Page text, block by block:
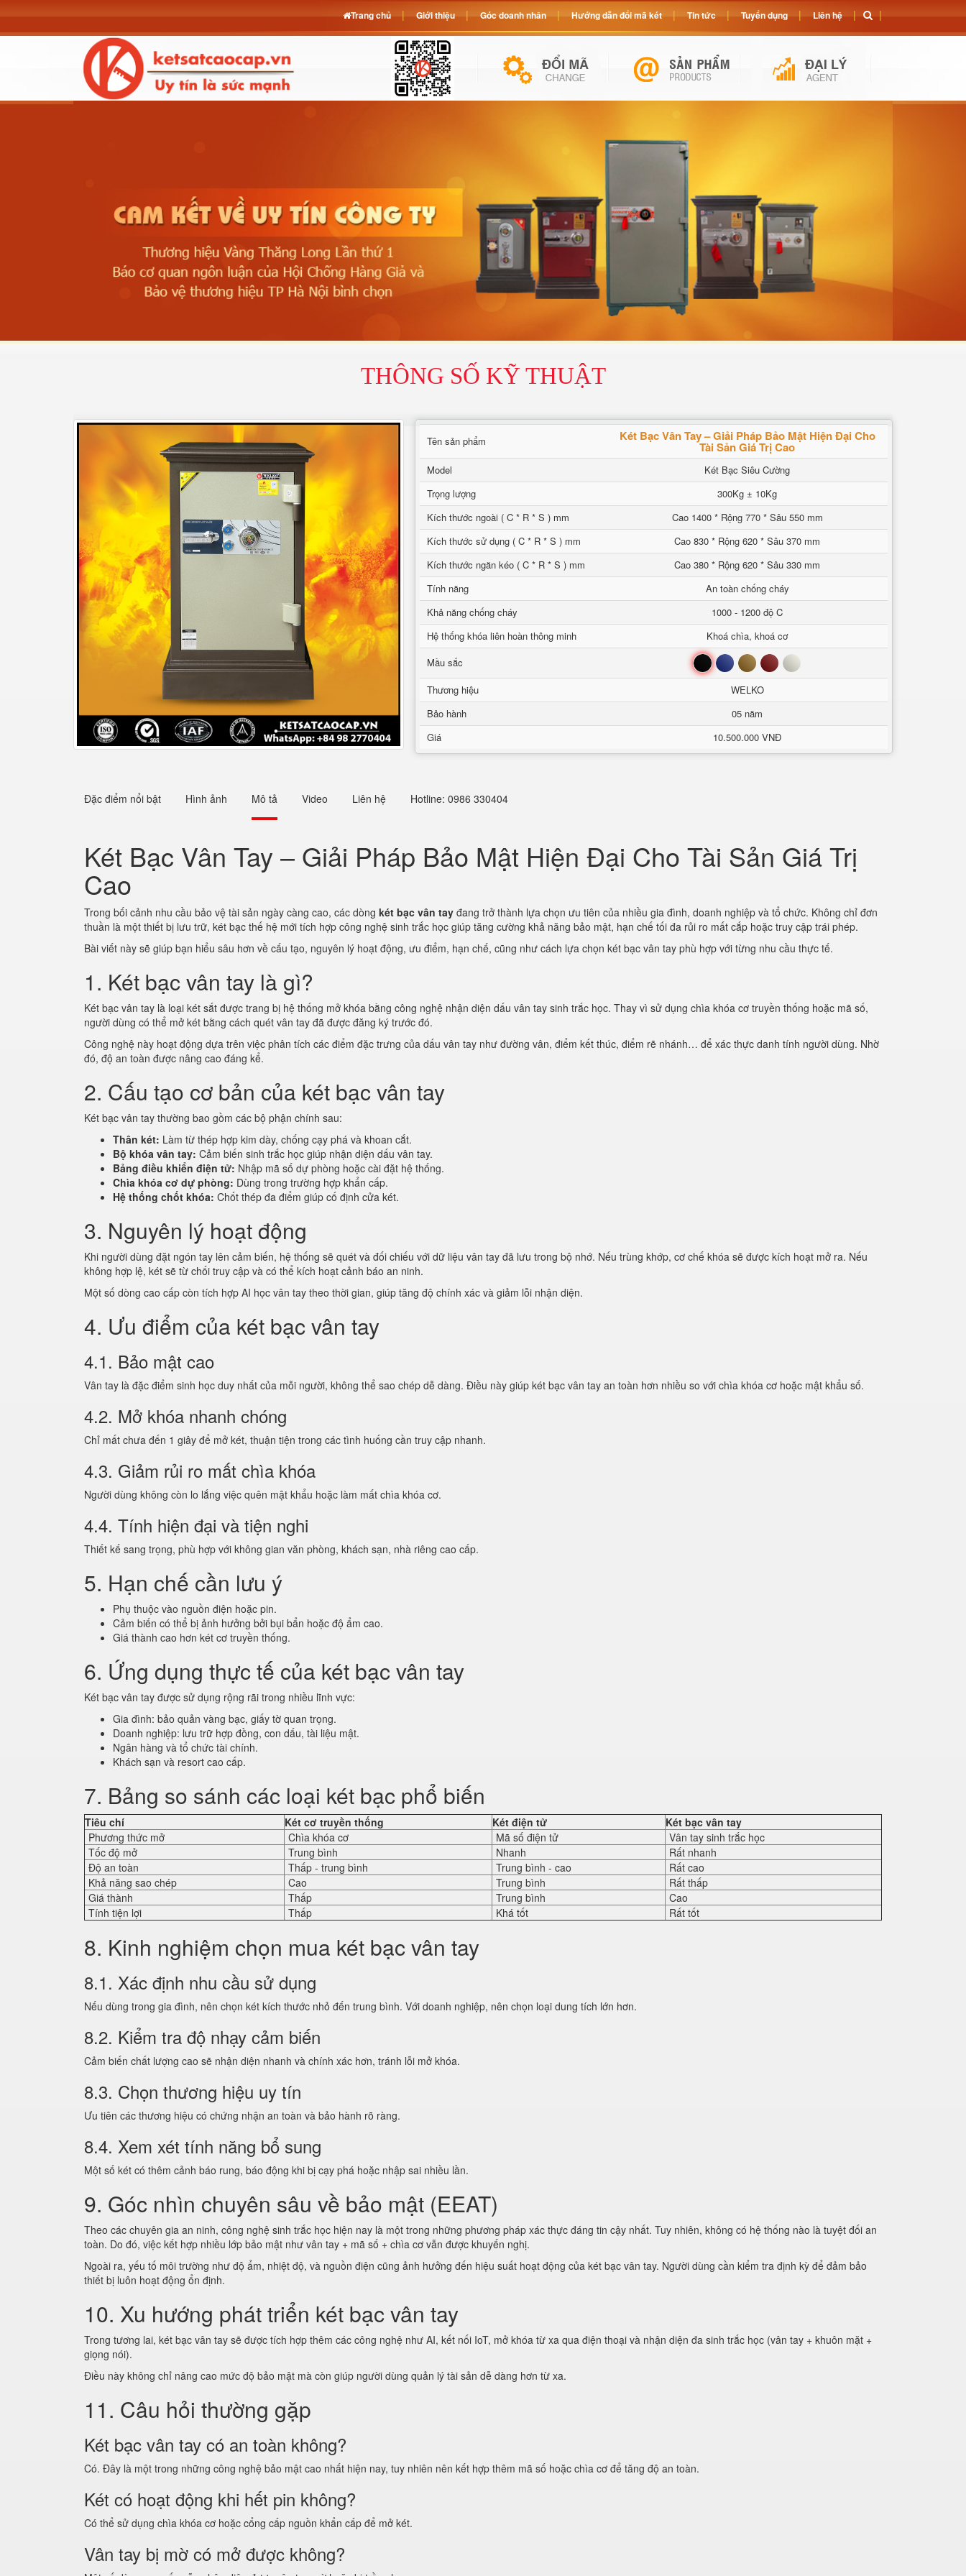
THÔNG SỐ KỸ THUẬT
Tên sản phẩm Két Bạc Vân Tay – Giải Pháp Bảo Mật Hiện Đại Cho
Tài Sản Giá Trị Cao
Model
Két Bạc Siêu Cường
Trọng lượng
300Kg ± 10Kg
Kích thước ngoài ( C * R * S ) mm
Cao 1400 * Rộng 770 * Sâu 550 mm
Kích thước sử dụng ( C * R * S ) mm
Cao 830 * Rộng 620 * Sâu 370 mm
Kích thước ngăn kéo ( C * R * S ) mm
Cao 380 * Rộng 620 * Sâu 330 mm
Tính năng
An toàn chống cháy
Khả năng chống cháy
1000 - 1200 độ C
Hệ thống khóa liên hoàn thông minh
Khoá chìa, khoá cơ
Mầu sắc
Đen Xanh Nâu Đỏ Trắng
Thương hiệu
WELKO
Bảo hành
05 năm
Giá
10.500.000 VNĐ
Đặc điểm nổi bật Hình ảnh Mô tả Video Liên hệ Hotline: 0986 330404
Két Bạc Vân Tay – Giải Pháp Bảo Mật Hiện Đại Cho Tài Sản Giá Trị
Cao
Trong bối cảnh nhu cầu bảo vệ tài sản ngày càng cao, các dòng két bạc vân tay đang trở thành lựa chọn ưu tiên của nhiều gia đình, doanh nghiệp và tổ chức. Không chỉ đơn
thuần là một thiết bị lưu trữ, két bạc thế hệ mới tích hợp công nghệ sinh trắc học giúp tăng cường khả năng bảo mật, hạn chế tối đa rủi ro mất cắp hoặc truy cập trái phép.
Bài viết này sẽ giúp bạn hiểu sâu hơn về cấu tạo, nguyên lý hoạt động, ưu điểm, hạn chế, cũng như cách lựa chọn két bạc vân tay phù hợp với từng nhu cầu thực tế.
1. Két bạc vân tay là gì?
Két bạc vân tay là loại két sắt được trang bị hệ thống mở khóa bằng công nghệ nhận diện dấu vân tay sinh trắc học. Thay vì sử dụng chìa khóa cơ truyền thống hoặc mã số,
người dùng có thể mở két bằng cách quét vân tay đã được đăng ký trước đó.
Công nghệ này hoạt động dựa trên việc phân tích các điểm đặc trưng của dấu vân tay như đường vân, điểm kết thúc, điểm rẽ nhánh… để xác thực danh tính người dùng. Nhờ
đó, độ an toàn được nâng cao đáng kể.
2. Cấu tạo cơ bản của két bạc vân tay
Két bạc vân tay thường bao gồm các bộ phận chính sau:
Thân két: Làm từ thép hợp kim dày, chống cạy phá và khoan cắt.
Bộ khóa vân tay: Cảm biến sinh trắc học giúp nhận diện dấu vân tay.
Bảng điều khiển điện tử: Nhập mã số dự phòng hoặc cài đặt hệ thống.
Chìa khóa cơ dự phòng: Dùng trong trường hợp khẩn cấp.
Hệ thống chốt khóa: Chốt thép đa điểm giúp cố định cửa két.
3. Nguyên lý hoạt động
Khi người dùng đặt ngón tay lên cảm biến, hệ thống sẽ quét và đối chiếu với dữ liệu vân tay đã lưu trong bộ nhớ. Nếu trùng khớp, cơ chế khóa sẽ được kích hoạt mở ra. Nếu
không hợp lệ, két sẽ từ chối truy cập và có thể kích hoạt cảnh báo an ninh.
Một số dòng cao cấp còn tích hợp AI học vân tay theo thời gian, giúp tăng độ chính xác và giảm lỗi nhận diện.
4. Ưu điểm của két bạc vân tay
4.1. Bảo mật cao
Vân tay là đặc điểm sinh học duy nhất của mỗi người, không thể sao chép dễ dàng. Điều này giúp két bạc vân tay an toàn hơn nhiều so với chìa khóa cơ hoặc mật khẩu số.
4.2. Mở khóa nhanh chóng
Chỉ mất chưa đến 1 giây để mở két, thuận tiện trong các tình huống cần truy cập nhanh.
4.3. Giảm rủi ro mất chìa khóa
Người dùng không còn lo lắng việc quên mật khẩu hoặc làm mất chìa khóa cơ.
4.4. Tính hiện đại và tiện nghi
Thiết kế sang trọng, phù hợp với không gian văn phòng, khách sạn, nhà riêng cao cấp.
5. Hạn chế cần lưu ý
Phụ thuộc vào nguồn điện hoặc pin.
Cảm biến có thể bị ảnh hưởng bởi bụi bẩn hoặc độ ẩm cao.
Giá thành cao hơn két cơ truyền thống.
6. Ứng dụng thực tế của két bạc vân tay
Két bạc vân tay được sử dụng rộng rãi trong nhiều lĩnh vực:
Gia đình: bảo quản vàng bạc, giấy tờ quan trọng.
Doanh nghiệp: lưu trữ hợp đồng, con dấu, tài liệu mật.
Ngân hàng và tổ chức tài chính.
Khách sạn và resort cao cấp.
7. Bảng so sánh các loại két bạc phổ biến
Tiêu chí Két cơ truyền thống Két điện tử
Két bạc vân tay
Phương thức mở
Chìa khóa cơ Mã số điện tử
Vân tay sinh trắc học
Tốc độ mở
Trung bình Nhanh
Rất nhanh
Độ an toàn
Thấp - trung bình Trung bình - cao
Rất cao
Khả năng sao chép
Cao Trung bình
Rất thấp
Giá thành
Thấp Trung bình
Cao
Tính tiện lợi
Thấp Khá tốt Rất tốt
8. Kinh nghiệm chọn mua két bạc vân tay
8.1. Xác định nhu cầu sử dụng
Nếu dùng trong gia đình, nên chọn két kích thước nhỏ đến trung bình. Với doanh nghiệp, nên chọn loại dung tích lớn hơn.
8.2. Kiểm tra độ nhạy cảm biến
Cảm biến chất lượng cao sẽ nhận diện nhanh và chính xác hơn, tránh lỗi mở khóa.
8.3. Chọn thương hiệu uy tín
Ưu tiên các thương hiệu có chứng nhận an toàn và bảo hành rõ ràng.
8.4. Xem xét tính năng bổ sung
Một số két có thêm cảnh báo rung, báo động khi bị cạy phá hoặc nhập sai nhiều lần.
9. Góc nhìn chuyên sâu về bảo mật (EEAT)
Theo các chuyên gia an ninh, công nghệ sinh trắc học hiện nay là một trong những phương pháp xác thực đáng tin cậy nhất. Tuy nhiên, không có hệ thống nào là tuyệt đối an
toàn. Do đó, việc kết hợp nhiều lớp bảo mật như vân tay + mã số + chìa cơ vẫn được khuyến nghị.
Ngoài ra, yếu tố môi trường như độ ẩm, nhiệt độ, và nguồn điện cũng ảnh hưởng đến hiệu suất hoạt động của két bạc vân tay. Người dùng cần kiểm tra định kỳ để đảm bảo
thiết bị luôn hoạt động ổn định.
10. Xu hướng phát triển két bạc vân tay
Trong tương lai, két bạc vân tay sẽ được tích hợp thêm các công nghệ như AI, kết nối IoT, mở khóa từ xa qua điện thoại và nhận diện đa sinh trắc học (vân tay + khuôn mặt +
giọng nói).
Điều này không chỉ nâng cao mức độ bảo mật mà còn giúp người dùng quản lý tài sản dễ dàng hơn từ xa.
11. Câu hỏi thường gặp
Két bạc vân tay có an toàn không?
Có. Đây là một trong những công nghệ bảo mật cao nhất hiện nay, tuy nhiên nên kết hợp thêm mã số hoặc chìa cơ để tăng độ an toàn.
Két có hoạt động khi hết pin không?
Có thể sử dụng chìa khóa cơ hoặc cổng cấp nguồn khẩn cấp để mở két.
Vân tay bị mờ có mở được không?
Trang chủ Giới thiệu Góc doanh nhân Hướng dẫn đổi mã két Tin tức Tuyển dụng Liên hệ